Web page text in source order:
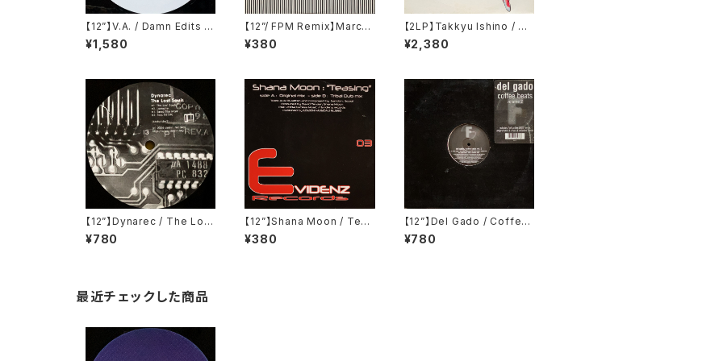
【12”】V.A. / Damn Edits 1
(Damn Edits) (DAMN 1)
¥1,580
【12”/ FPM Remix】Marcus
Nikolai / Bushes (South
ern Fried Records) (ECB
¥380
【2LP】Takkyu Ishino / Th
robbing Disco Cat (Loo
pa) (SYUM 0091-2)
¥2,380
【12”】Dynarec / The Lost
Souls (Delsin) (44 dsr/d
nr2)
¥780
【12”】Shana Moon / Teas
ing (Evidenz) (EVIDENZ
003)
¥380
【12”】Del Gado / Coffee
Beats Vol. 2 (Fluential)
(fluent 47)
¥780
最近チェックした商品